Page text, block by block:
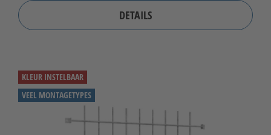
DETAILS
KLEUR INSTELBAAR
VEEL MONTAGETYPES